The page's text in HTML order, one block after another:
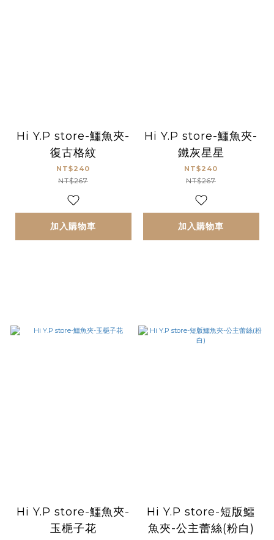
Hi Y.P store-鱷魚夾-
復古格紋
NT$240
NT$267
加入購物車
Hi Y.P store-鱷魚夾-
鐵灰星星
NT$240
NT$267
加入購物車
Hi Y.P store-鱷魚夾-
玉梔子花
Hi Y.P store-短版鱷
魚夾-公主蕾絲(粉白)